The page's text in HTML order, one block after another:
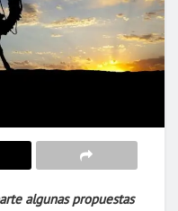
algunas propuestas